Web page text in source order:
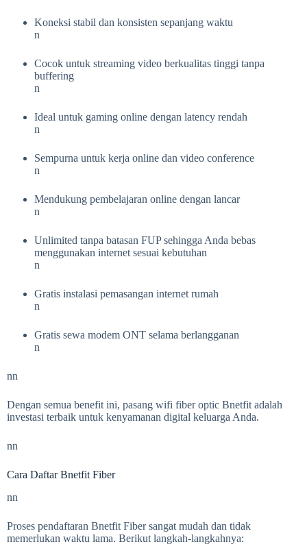
Koneksi stabil dan konsisten sepanjang waktu
n
Cocok untuk streaming video berkualitas tinggi tanpa
buffering
n
Ideal untuk gaming online dengan latency rendah
n
Sempurna untuk kerja online dan video conference
n
Mendukung pembelajaran online dengan lancar
n
Unlimited tanpa batasan FUP sehingga Anda bebas
menggunakan internet sesuai kebutuhan
n
Gratis instalasi pemasangan internet rumah
n
Gratis sewa modem ONT selama berlangganan
n
nn
Dengan semua benefit ini, pasang wifi fiber optic Bnetfit adalah
investasi terbaik untuk kenyamanan digital keluarga Anda.
nn
Cara Daftar Bnetfit Fiber
nn
Proses pendaftaran Bnetfit Fiber sangat mudah dan tidak
memerlukan waktu lama. Berikut langkah-langkahnya: